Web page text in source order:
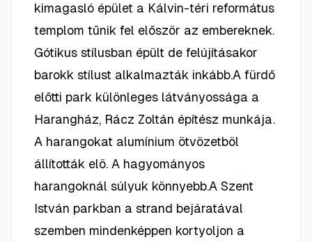
kimagasló épület a Kálvin-téri református
templom tűnik fel először az embereknek.
Gótikus stílusban épült de felújításakor
barokk stílust alkalmazták inkább.A fürdő
előtti park különleges látványossága a
Harangház, Rácz Zoltán építész munkája.
A harangokat alumínium ötvözetböl
állították elö. A hagyományos
harangoknál súlyuk könnyebb.A Szent
István parkban a strand bejáratával
szemben mindenképpen kortyoljon a